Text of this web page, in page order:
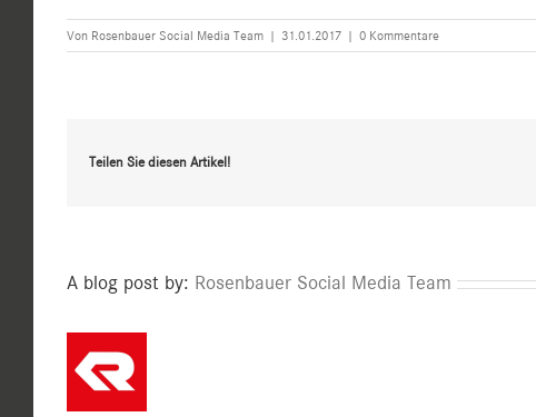
Von Rosenbauer Social Media Team | 31.01.2017 | 0 Kommentare
Teilen Sie diesen Artikel!
A blog post by: Rosenbauer Social Media Team